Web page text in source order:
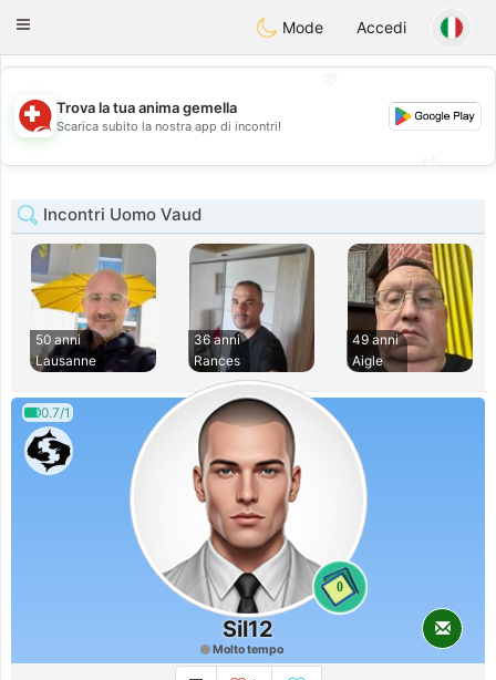
Suissi
Toggle
Mode Accedi
💖
💕
Trova la tua anima gemella
Scarica subito la nostra app di incontri!
Incontri Uomo Vaud
50 anni
Lausanne
36 anni
Rances
49 anni
Aigle
0.7/1
0
Sil12
Molto tempo